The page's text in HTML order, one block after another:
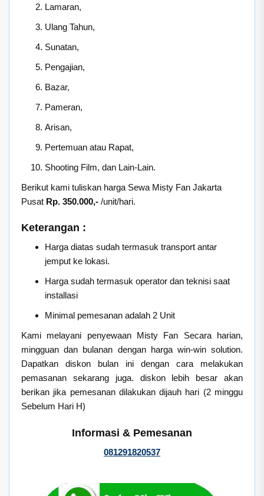
Lamaran,
Ulang Tahun,
Sunatan,
Pengajian,
Bazar,
Pameran,
Arisan,
Pertemuan atau Rapat,
Shooting Film, dan Lain-Lain.
Berikut kami tuliskan harga Sewa Misty Fan Jakarta
Pusat Rp. 350.000,- /unit/hari.
Keterangan :
Harga diatas sudah termasuk transport antar
jemput ke lokasi.
Harga sudah termasuk operator dan teknisi saat
installasi
Minimal pemesanan adalah 2 Unit
Kami melayani penyewaan Misty Fan Secara harian,
mingguan dan bulanan dengan harga win-win solution.
Dapatkan diskon bulan ini dengan cara melakukan
pemasanan sekarang juga. diskon lebih besar akan
berikan jika pemesanan dilakukan dijauh hari (2 minggu
Sebelum Hari H)
Informasi & Pemesanan
081291820537